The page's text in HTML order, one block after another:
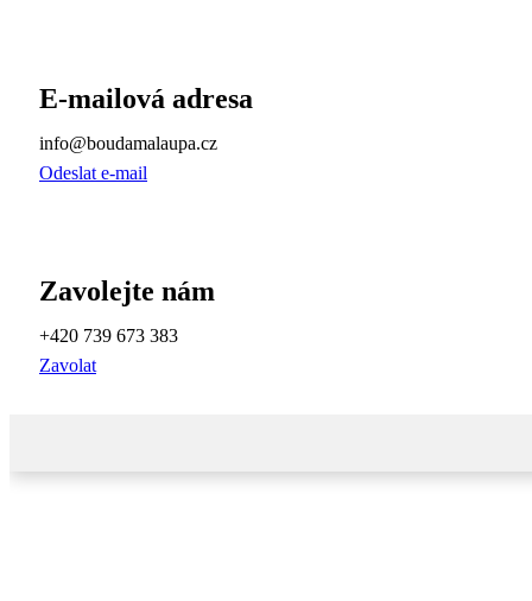
E-mailová adresa
info@boudamalaupa.cz
Odeslat e-mail
Zavolejte nám
+420 739 673 383
Zavolat